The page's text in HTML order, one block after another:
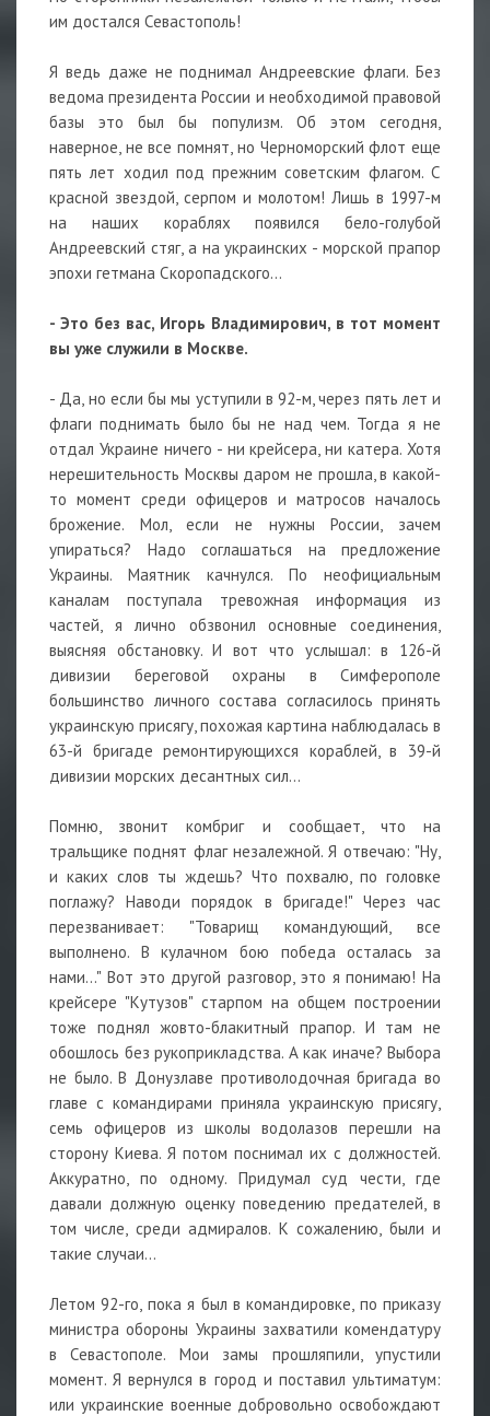
им достался Севастополь!
Я ведь даже не поднимал Андреевские флаги. Без
ведома президента России и необходимой правовой
базы это был бы популизм. Об этом сегодня,
наверное, не все помнят, но Черноморский флот еще
пять лет ходил под прежним советским флагом. С
красной звездой, серпом и молотом! Лишь в 1997-м
на наших кораблях появился бело-голубой
Андреевский стяг, а на украинских - морской прапор
эпохи гетмана Скоропадского...
- Это без вас, Игорь Владимирович, в тот момент
вы уже служили в Москве.
- Да, но если бы мы уступили в 92-м, через пять лет и
флаги поднимать было бы не над чем. Тогда я не
отдал Украине ничего - ни крейсера, ни катера. Хотя
нерешительность Москвы даром не прошла, в какой-
то момент среди офицеров и матросов началось
брожение. Мол, если не нужны России, зачем
упираться? Надо соглашаться на предложение
Украины. Маятник качнулся. По неофициальным
каналам поступала тревожная информация из
частей, я лично обзвонил основные соединения,
выясняя обстановку. И вот что услышал: в 126-й
дивизии береговой охраны в Симферополе
большинство личного состава согласилось принять
украинскую присягу, похожая картина наблюдалась в
63-й бригаде ремонтирующихся кораблей, в 39-й
дивизии морских десантных сил...
Помню, звонит комбриг и сообщает, что на
тральщике поднят флаг незалежной. Я отвечаю: "Ну,
и каких слов ты ждешь? Что похвалю, по головке
поглажу? Наводи порядок в бригаде!" Через час
перезванивает: "Товарищ командующий, все
выполнено. В кулачном бою победа осталась за
нами..." Вот это другой разговор, это я понимаю! На
крейсере "Кутузов" старпом на общем построении
тоже поднял жовто-блакитный прапор. И там не
обошлось без рукоприкладства. А как иначе? Выбора
не было. В Донузлаве противолодочная бригада во
главе с командирами приняла украинскую присягу,
семь офицеров из школы водолазов перешли на
сторону Киева. Я потом поснимал их с должностей.
Аккуратно, по одному. Придумал суд чести, где
давали должную оценку поведению предателей, в
том числе, среди адмиралов. К сожалению, были и
такие случаи...
Летом 92-го, пока я был в командировке, по приказу
министра обороны Украины захватили комендатуру
в Севастополе. Мои замы прошляпили, упустили
момент. Я вернулся в город и поставил ультиматум:
или украинские военные добровольно освобождают